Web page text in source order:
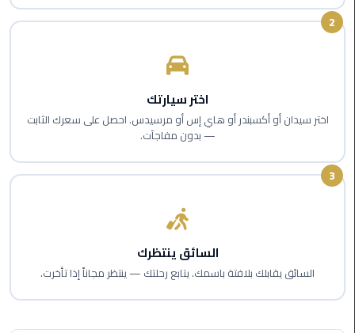
ليموزين
اسكندرية
الشمالي
حجز
ليموزين
ليموزين
2
اختر سيارتك
اختر سيدان أو أكسبندر أو هاي إس أو مرسيدس. احصل على سعرك الثابت
— بدون مفاجآت.
3
السائق ينتظرك
السائق يقابلك بلافتة باسمك. يتابع رحلتك — ينتظر مجاناً إذا تأخرت.